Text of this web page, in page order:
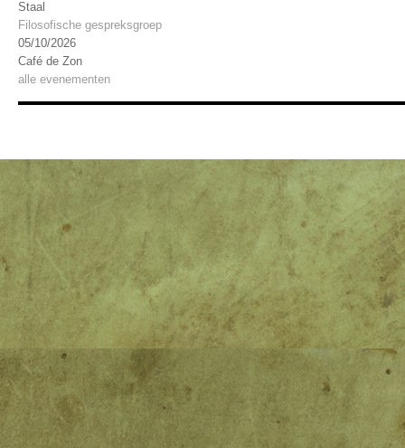
Staal
Filosofische gespreksgroep
05/10/2026
Café de Zon
alle evenementen